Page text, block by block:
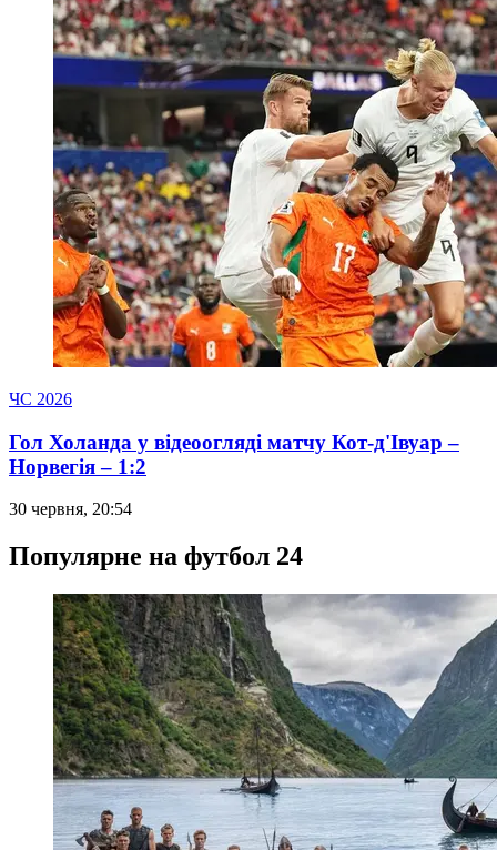
ЧС 2026
Гол Холанда у відеоогляді матчу Кот-д'Івуар –
Норвегія – 1:2
30 червня, 20:54
Популярне на футбол 24